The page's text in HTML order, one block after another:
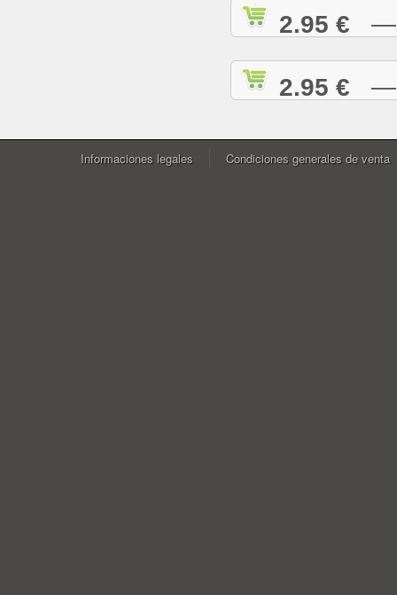
2.95 € —
2.95 € —
Informaciones legales Condiciones generales de venta